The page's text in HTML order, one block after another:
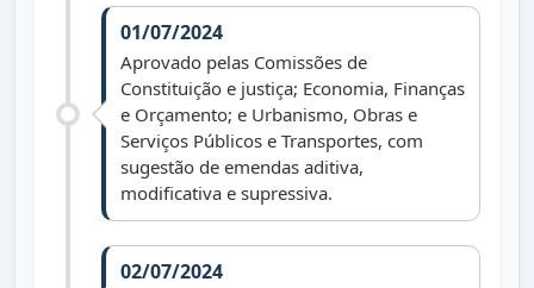
01/07/2024
Aprovado pelas Comissões de
Constituição e justiça; Economia, Finanças
e Orçamento; e Urbanismo, Obras e
Serviços Públicos e Transportes, com
sugestão de emendas aditiva,
modificativa e supressiva.
02/07/2024